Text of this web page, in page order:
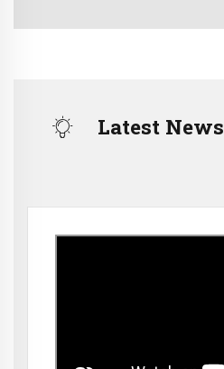
Latest News